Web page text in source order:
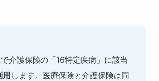
介護保険の「16特定疾病」に該当
します。医療保険と介護保険は同